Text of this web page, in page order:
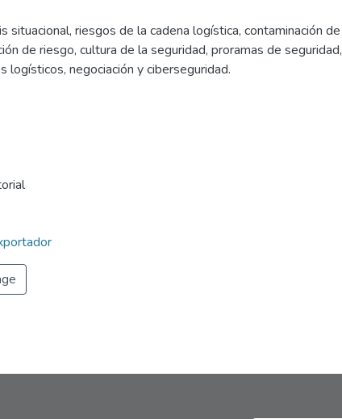
situacional, riesgos de la cadena logística, contaminación de
de riesgo, cultura de la seguridad, proramas de seguridad,
logísticos, negociación y ciberseguridad.